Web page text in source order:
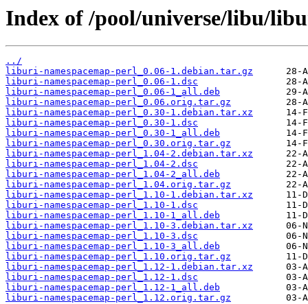
Index of /pool/universe/libu/
../
liburi-namespacemap-perl_0.06-1.debian.tar.gz
liburi-namespacemap-perl_0.06-1.dsc
liburi-namespacemap-perl_0.06-1_all.deb
liburi-namespacemap-perl_0.06.orig.tar.gz
liburi-namespacemap-perl_0.30-1.debian.tar.xz
liburi-namespacemap-perl_0.30-1.dsc
liburi-namespacemap-perl_0.30-1_all.deb
liburi-namespacemap-perl_0.30.orig.tar.gz
liburi-namespacemap-perl_1.04-2.debian.tar.xz
liburi-namespacemap-perl_1.04-2.dsc
liburi-namespacemap-perl_1.04-2_all.deb
liburi-namespacemap-perl_1.04.orig.tar.gz
liburi-namespacemap-perl_1.10-1.debian.tar.xz
liburi-namespacemap-perl_1.10-1.dsc
liburi-namespacemap-perl_1.10-1_all.deb
liburi-namespacemap-perl_1.10-3.debian.tar.xz
liburi-namespacemap-perl_1.10-3.dsc
liburi-namespacemap-perl_1.10-3_all.deb
liburi-namespacemap-perl_1.10.orig.tar.gz
liburi-namespacemap-perl_1.12-1.debian.tar.xz
liburi-namespacemap-perl_1.12-1.dsc
liburi-namespacemap-perl_1.12-1_all.deb
liburi-namespacemap-perl_1.12.orig.tar.gz